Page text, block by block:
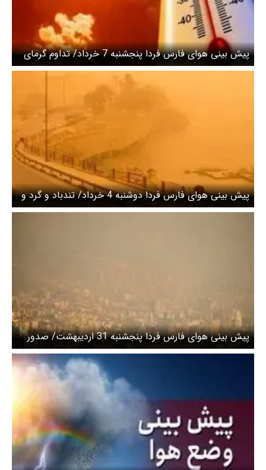
پیش بینی هوای فارس فردا پنجشنبه 7 خرداد/ تداوم گرمای
تابستانه تا پایان هفته
پیش بینی هوای فارس فردا دوشنبه 4 خرداد/ تندباد و گرد و
غبار در راه است
پیش بینی هوای فارس فردا پنجشنبه 31 اردیبهشت/ صدور
هشدار آلودگی سطح نارنجی شماره ۲